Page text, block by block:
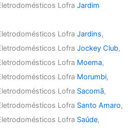
LofraJardim
LofraJardins,
LofraJockey Club,
Lofra Moema,
Lofra Morumbi,
Lofra Sacomã,
Lofra Santo Amaro,
Lofra Saúde,